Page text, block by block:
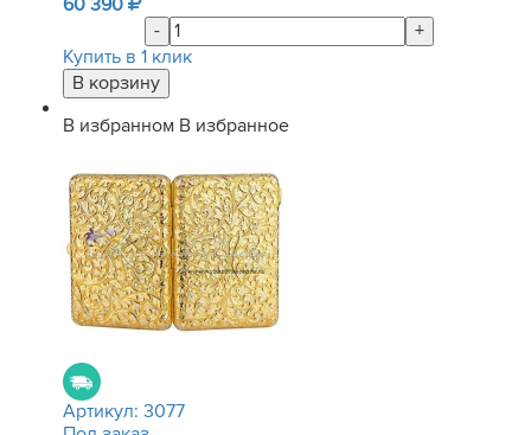
60 390
-
+
Купить в 1 клик
В избранном В избранное
Артикул: 3077